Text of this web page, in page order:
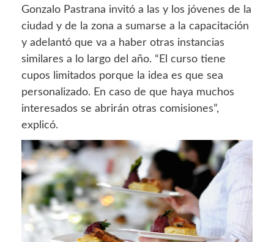
Gonzalo Pastrana invitó a las y los jóvenes de la
ciudad y de la zona a sumarse a la capacitación
y adelantó que va a haber otras instancias
similares a lo largo del año. “El curso tiene
cupos limitados porque la idea es que sea
personalizado. En caso de que haya muchos
interesados se abrirán otras comisiones”,
explicó.